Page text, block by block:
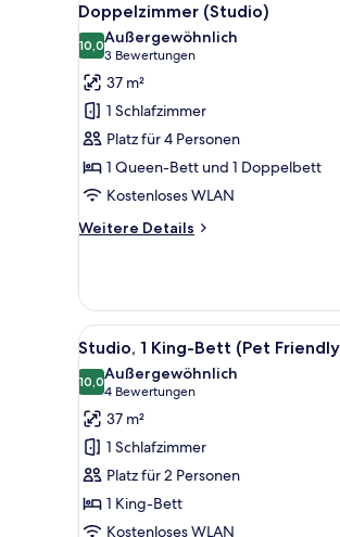
Bett
Fotos
für
Doppelzimmer
(Studio)
anzeigen
8
Doppelzimmer (Studio)
10,010,0 von 10
Außergewöhnlich
3 Bewertungen
(3
Bewertungen)
37 m²
1 Schlafzimmer
Platz für 4 Personen
1 Queen-Bett und 1 Doppelbett
Kostenloses WLAN
Weitere Details
Weitere
(Studio)
Alle
Fotos
für
Studio,
1 King-
Bett
(Pet
Friendly)
Ein
12
Studio, 1 King-Bett (Pet
10,010,0 von 10
Außergewöhnlich
4 Bewertungen
(4
Bewertungen)
37 m²
1 Schlafzimmer
Platz für 2 Personen
1 King-Bett
Kostenloses WLAN